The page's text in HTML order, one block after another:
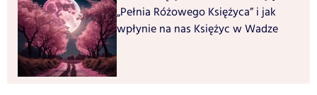
„Pełnia Różowego Księżyca” i jak
wpłynie na nas Księżyc w Wadze